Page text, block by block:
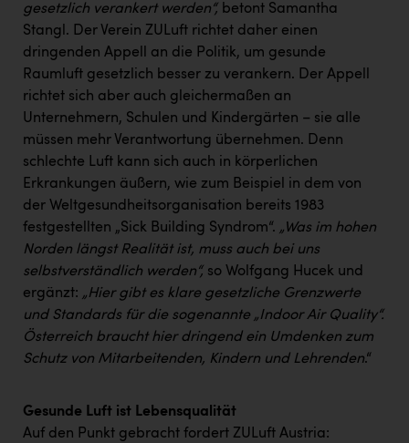
gesetzlich verankert werden“, betont Samantha
Stangl. Der Verein ZULuft richtet daher einen
dringenden Appell an die Politik, um gesunde
Raumluft gesetzlich besser zu verankern. Der Appell
richtet sich aber auch gleichermaßen an
Unternehmern, Schulen und Kindergärten – sie alle
müssen mehr Verantwortung übernehmen. Denn
schlechte Luft kann sich auch in körperlichen
Erkrankungen äußern, wie zum Beispiel in dem von
der Weltgesundheitsorganisation bereits 1983
festgestellten „Sick Building Syndrom“. „Was im hohen
Norden längst Realität ist, muss auch bei uns
selbstverständlich werden“, so Wolfgang Hucek und
ergänzt: „Hier gibt es klare gesetzliche Grenzwerte
und Standards für die sogenannte „Indoor Air Quality“.
Österreich braucht hier dringend ein Umdenken zum
Schutz von Mitarbeitenden, Kindern und Lehrenden.“
Gesunde Luft ist Lebensqualität
Auf den Punkt gebracht fordert ZULuft Austria: